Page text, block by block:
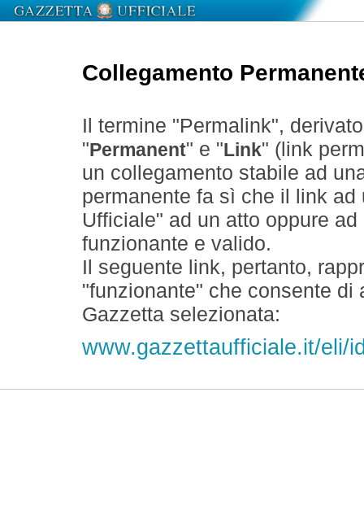
Collegamento
Il termine "Permalink",
" Permanent" e " Link" (link
un collegamento stabile ad
permanente fa sì che il link
Ufficiale" ad un atto oppure
funzionante e valido.
Il seguente link, pertanto,
"funzionante" che consente
Gazzetta selezionata:
www.gazzettaufficiale.it/eli/